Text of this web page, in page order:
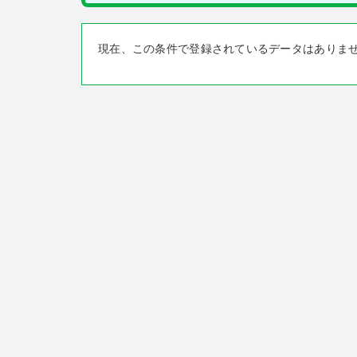
現在、この条件で登録されているデータはありま